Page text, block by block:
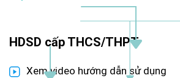
HDSD cấp THCS/THPT
Xem video hướng dẫn sử dụng